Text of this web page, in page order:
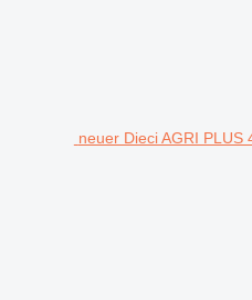
neuer Dieci AGRI PLUS